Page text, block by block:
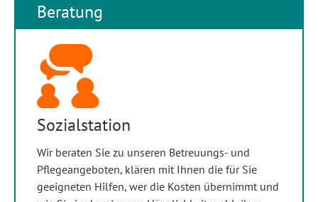
Beratung
Sozialstation
Wir beraten Sie zu unseren Betreuungs- und
Pflegeangeboten, klären mit Ihnen die für Sie
geeigneten Hilfen, wer die Kosten übernimmt und